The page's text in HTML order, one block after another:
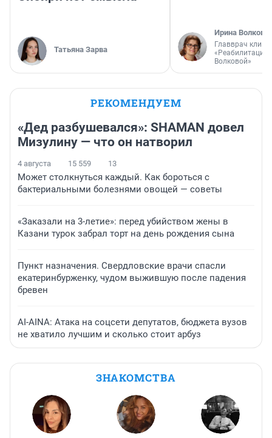
Татьяна Зарва
Ирина Волкова
Главврач
«Реабилитация
Волковой»
РЕКОМЕНДУЕМ
«Дед разбушевался»: SHAMAN довел
Мизулину — что он натворил
4 августа 15 559 13
Может столкнуться каждый. Как бороться с
бактериальными болезнями овощей — советы
«Заказали на 3-летие»: перед убийством жены в
Казани турок забрал торт на день рождения сына
Пункт назначения. Свердловские врачи спасли
екатеринбурженку, чудом выжившую после падения
бревен
AI-AINA: Атака на соцсети депутатов, бюджета вузов
не хватило лучшим и сколько стоит арбуз
ЗНАКОМСТВА